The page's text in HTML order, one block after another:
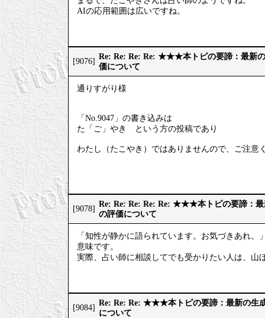
AIの応用範囲は広いですね。
[9076]
Re: Re: Re: Re: ★★★本トピの要諦：最新
価について
通りすがり様
「No.9047」の書き込みは
た「ご」やき という方の投稿であり
わたし（たこやき）ではありませんので、ご注意
[9078]
Re: Re: Re: Re: Re: ★★★本トピの要諦：最
の評価について
「知性が静かに語られています。お気づきあれ
意味です。
実際、占い師に相談してでも受かりたい人は、山
[9084]
Re: Re: Re: ★★★本トピの要諦：最新の生
について